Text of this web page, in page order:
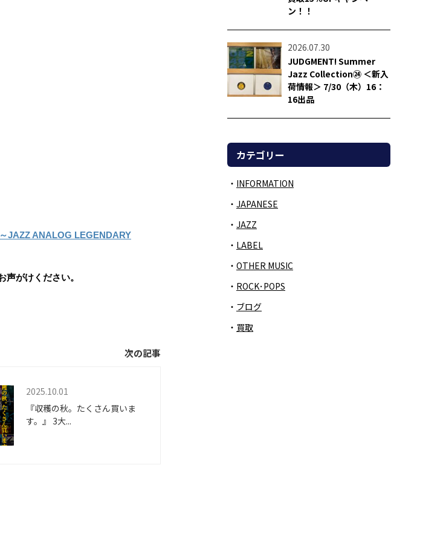
JAZZ ANALOG LEGENDARY
がけください。
次の記事
2025.10.01
『収穫の秋。たくさん買いま
す。』 3大...
ン！！
2026.07.30
JUDGMENT! Summer
Jazz Collection㉔ ＜新入
荷情報＞ 7/30（木）16：
16出品
カテゴリー
INFORMATION
JAPANESE
JAZZ
LABEL
OTHER MUSIC
ROCK･POPS
ブログ
買取